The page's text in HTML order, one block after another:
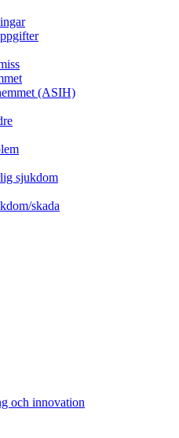
(ASIH)
sjukdom
skada
och innovation